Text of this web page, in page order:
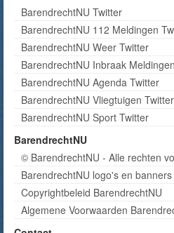
BarendrechtNU Twitter
BarendrechtNU 112 Meldingen
BarendrechtNU Weer Twitter
BarendrechtNU Inbraak
BarendrechtNU Agenda Twitter
BarendrechtNU Vliegtuigen Twitter
BarendrechtNU Sport Twitter
BarendrechtNU
© BarendrechtNU - Alle rechten
BarendrechtNU logo's en banners
Copyrightbeleid BarendrechtNU
Algemene Voorwaarden